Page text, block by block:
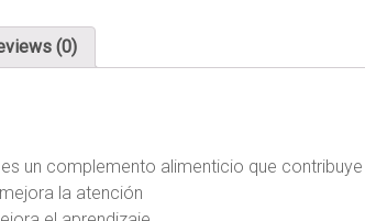
(0)
es un complemento alimenticio que
la atención